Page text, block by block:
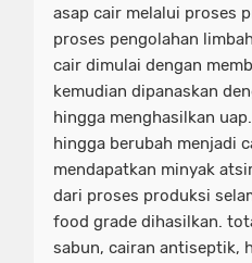
asap cair melalui proses
proses pengolahan
cair dimulai dengan
kemudian dipanaskan
hingga menghasilkan
hingga berubah menjadi
mendapatkan minyak
dari proses produksi
food grade dihasilkan.
sabun, cairan antiseptik,